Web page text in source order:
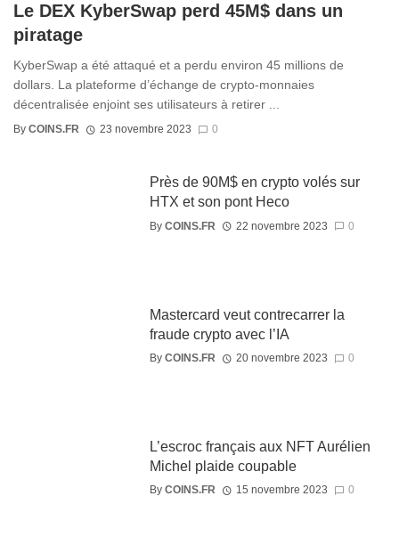
Le DEX KyberSwap perd 45M$ dans un
piratage
KyberSwap a été attaqué et a perdu environ 45 millions de
dollars. La plateforme d’échange de crypto-monnaies
décentralisée enjoint ses utilisateurs à retirer ...
By COINS.FR 23 novembre 2023 0
Près de 90M$ en crypto volés sur
HTX et son pont Heco
By COINS.FR 22 novembre 2023 0
Mastercard veut contrecarrer la
fraude crypto avec l’IA
By COINS.FR 20 novembre 2023 0
L’escroc français aux NFT Aurélien
Michel plaide coupable
By COINS.FR 15 novembre 2023 0